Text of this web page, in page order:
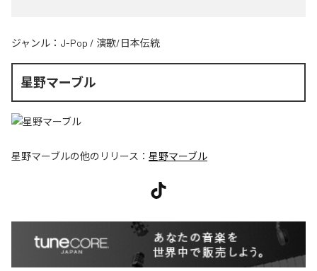
ジャンル： J-Pop / 演歌/日本伝統
星野マーブル
星野マーブルの他のリリース： 星野マーブル